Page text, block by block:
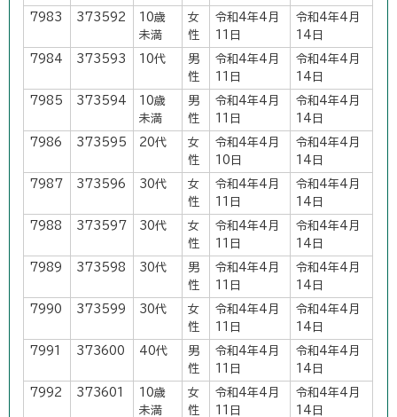
7983 373592
10歳
未満
女
性
令和4年4月
11日
令和4年4月
14日
7984 373593 10代
男
性
令和4年4月
11日
令和4年4月
14日
7985 373594
10歳
未満
男
性
令和4年4月
11日
令和4年4月
14日
7986 373595 20代
女
性
令和4年4月
10日
令和4年4月
14日
7987 373596 30代
女
性
令和4年4月
11日
令和4年4月
14日
7988 373597 30代
女
性
令和4年4月
11日
令和4年4月
14日
7989 373598 30代
男
性
令和4年4月
11日
令和4年4月
14日
7990 373599 30代
女
性
令和4年4月
11日
令和4年4月
14日
7991 373600 40代
男
性
令和4年4月
11日
令和4年4月
14日
7992 373601
10歳
未満
女
性
令和4年4月
11日
令和4年4月
14日